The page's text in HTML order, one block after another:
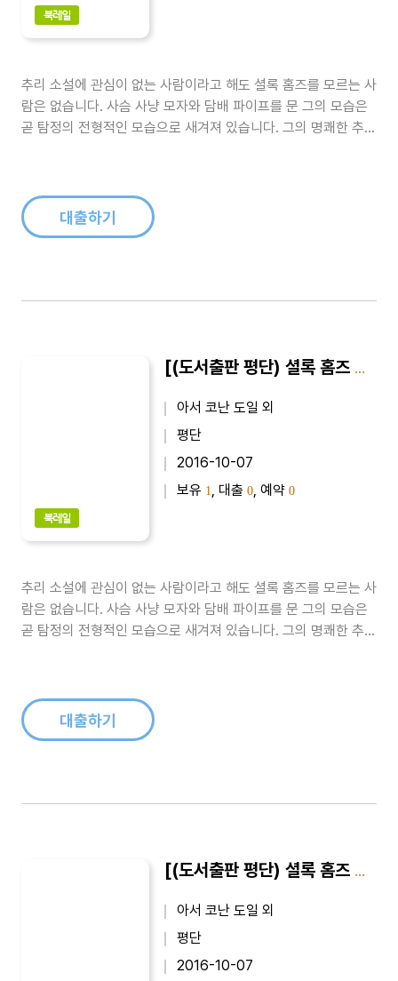
북레일
추리 소설에 관심이 없는 사람이라고 해도 셜록 홈즈를 모르는 사
람은 없습니다. 사슴 사냥 모자와 담배 파이프를 문 그의 모습은
곧 탐정의 전형적인 모습으로 새겨져 있습니다. 그의 명쾌한 추리
은 편지가 배달된다고 합니다. 전 세계적으로 셜록 홈즈 마니아들
이 있으며, 그들..
대출하기
북레일
[(도서출판 평단) 셜록 홈즈 전집 1-2권] SHERLOCK HOLMES｜네 사람의 서명 : 최신 완역본
아서 코난 도일 외
평단
2016-10-07
보유 1, 대출 0, 예약 0
추리 소설에 관심이 없는 사람이라고 해도 셜록 홈즈를 모르는 사
람은 없습니다. 사슴 사냥 모자와 담배 파이프를 문 그의 모습은
곧 탐정의 전형적인 모습으로 새겨져 있습니다. 그의 명쾌한 추리
은 편지가 배달된다고 합니다. 전 세계적으로 셜록 홈즈 마니아들
이 있으며, 그들..
대출하기
[(도서출판 평단) 셜록 홈즈 전집 3-1권] SHERLOCK HOLMES｜배스커빌 가의 개 1 : 최신 완역본
아서 코난 도일 외
평단
2016-10-07